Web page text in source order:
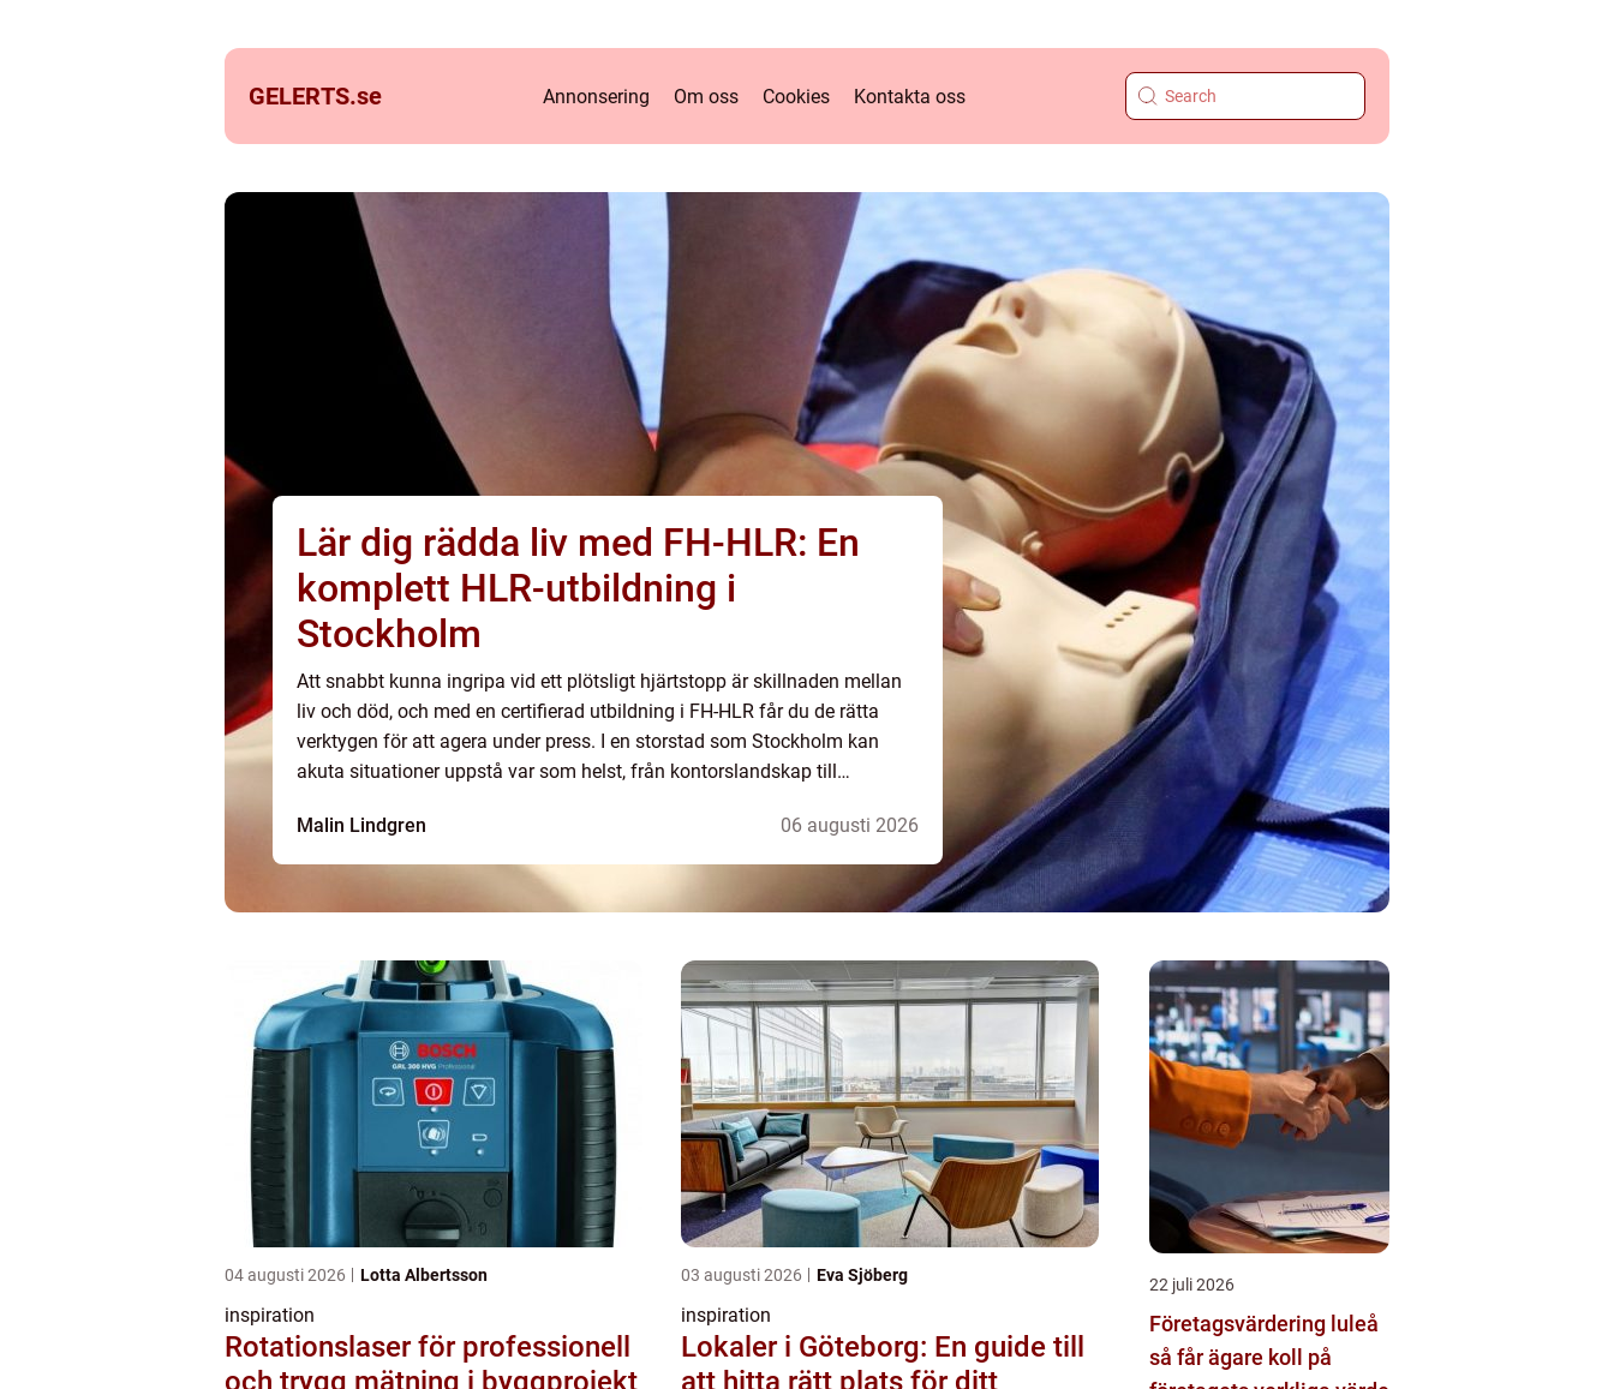
GELERTS.se Annonsering Om oss Cookies Kontakta oss
Lär dig rädda liv med FH-HLR: En
komplett HLR-utbildning i
Stockholm
Att snabbt kunna ingripa vid ett plötsligt hjärtstopp är skillnaden mellan
liv och död, och med en certifierad utbildning i FH-HLR får du de rätta
verktygen för att agera under press. I en storstad som Stockholm kan
akuta situationer uppstå var som helst, från kontorslandskap till
Malin Lindgren
06 augusti 2026
04 augusti 2026 Lotta Albertsson
inspiration
Rotationslaser för professionell
och trygg mätning i byggprojekt
03 augusti 2026 Eva Sjöberg
inspiration
Lokaler i Göteborg: En guide till
att hitta rätt plats för ditt
22 juli 2026
Företagsvärdering luleå
så får ägare koll på